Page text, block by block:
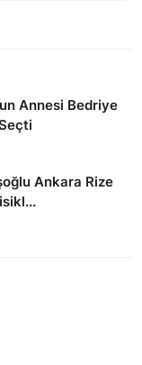
Annesi Bedriye
Ankara Rize